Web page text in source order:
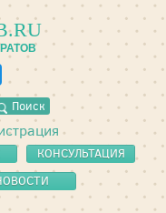
Поиск
КОНСУЛЬТАЦИЯ